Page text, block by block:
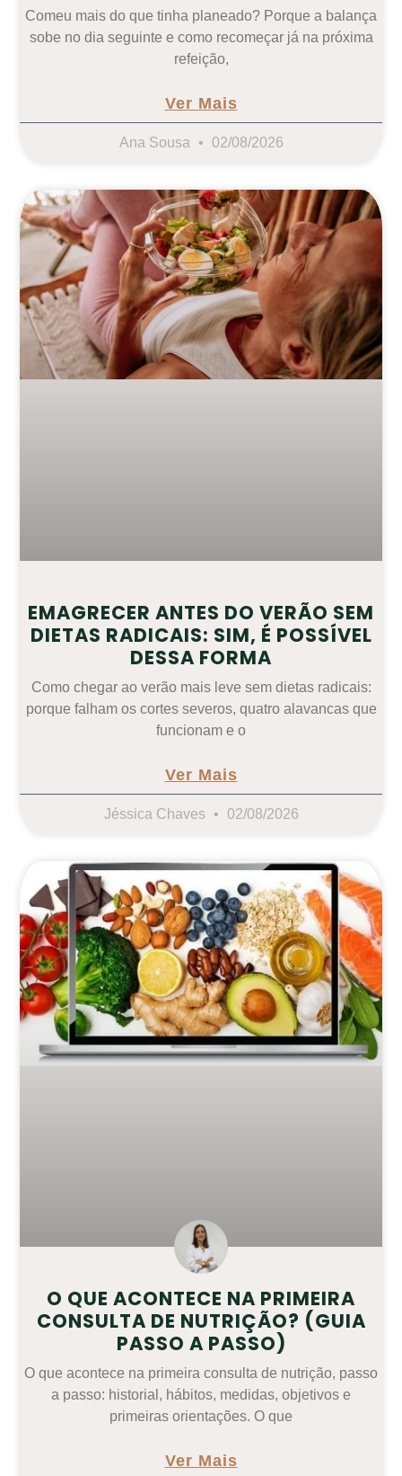
Comeu mais do que tinha planeado? Porque a balança
sobe no dia seguinte e como recomeçar já na próxima
refeição,
Ver Mais
Ana Sousa 02/08/2026
EMAGRECER ANTES DO VERÃO SEM
DIETAS RADICAIS: SIM, É POSSÍVEL
DESSA FORMA
Como chegar ao verão mais leve sem dietas radicais:
porque falham os cortes severos, quatro alavancas que
funcionam e o
Ver Mais
Jéssica Chaves 02/08/2026
O QUE ACONTECE NA PRIMEIRA
CONSULTA DE NUTRIÇÃO? (GUIA
PASSO A PASSO)
O que acontece na primeira consulta de nutrição, passo
a passo: historial, hábitos, medidas, objetivos e
primeiras orientações. O que
Ver Mais